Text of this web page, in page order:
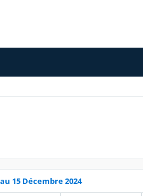
15 Décembre 2024